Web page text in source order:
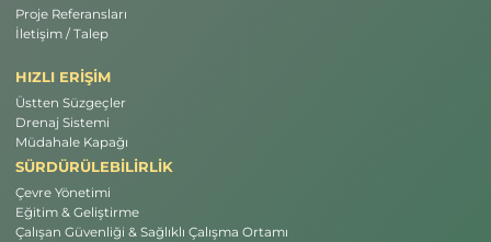
Proje Referansları
İletişim / Talep
HIZLI ERİŞİM
Üstten Süzgeçler
Drenaj Sistemi
Müdahale Kapağı
SÜRDÜRÜLEBİLİRLİK
Çevre Yönetimi
Eğitim & Geliştirme
Çalışan Güvenliği & Sağlıklı Çalışma Ortamı